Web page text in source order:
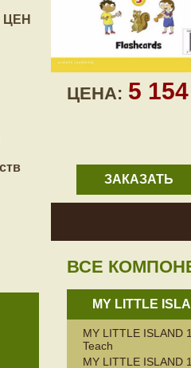
ЦЕНА: 5
ЗАКАЗАТЬ
ВСЕ
MY LITTLE
MY LITTLE ISLAND
Teach
MY LITTLE ISLAND